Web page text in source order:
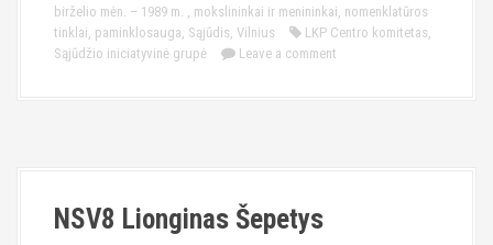
birželio mėn. – 1989 m. , mokslininkai ir menininkai, nomenklatūros
tinklai, paminklosauga, Sąjūdis, Vilnius LKP Centro komitetas,
Sąjūdžio iniciatyvinė grupė
Leave a comment
NSV8 Lionginas Šepetys